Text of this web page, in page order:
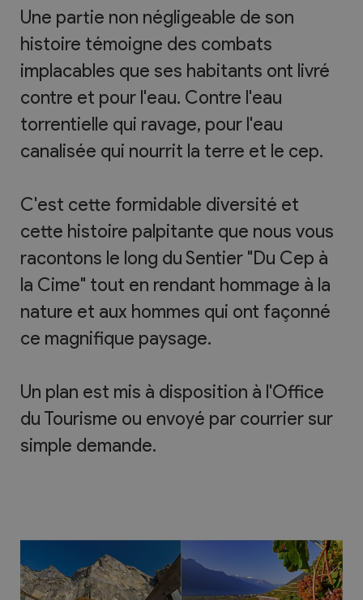
Une partie non négligeable de son
histoire témoigne des combats
implacables que ses habitants ont livré
contre et pour l'eau. Contre l'eau
torrentielle qui ravage, pour l'eau
canalisée qui nourrit la terre et le cep.
C'est cette formidable diversité et
cette histoire palpitante que nous vous
racontons le long du Sentier "Du Cep à
la Cime" tout en rendant hommage à la
nature et aux hommes qui ont façonné
ce magnifique paysage.
Un plan est mis à disposition à l'Office
du Tourisme ou envoyé par courrier sur
simple demande.